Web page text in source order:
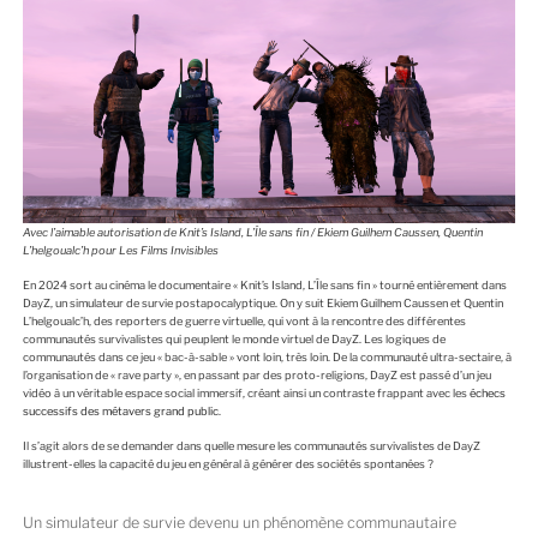
Avec l’aimable autorisation de Knit’s Island, L’Île sans fin / Ekiem Guilhem Caussen, Quentin
L’helgoualc’h pour Les Films Invisibles
En 2024 sort au cinéma le documentaire « Knit’s Island, L’Île sans fin » tourné entièrement dans
DayZ, un simulateur de survie postapocalyptique. On y suit Ekiem Guilhem Caussen et Quentin
L’helgoualc’h, des reporters de guerre virtuelle, qui vont à la rencontre des différentes
communautés survivalistes qui peuplent le monde virtuel de DayZ. Les logiques de
communautés dans ce jeu « bac-à-sable » vont loin, très loin. De la communauté ultra-sectaire, à
l’organisation de « rave party », en passant par des proto-religions, DayZ est passé d’un jeu
vidéo à un véritable espace social immersif, créant ainsi un contraste frappant avec leséchecs
successifs des métavers grand public.
Il s’agit alors de se demander dans quelle mesure les communautés survivalistes de DayZ
illustrent-elles la capacité du jeu en général à générer des sociétés spontanées ?
Un simulateur de survie devenu un phénomène communautaire